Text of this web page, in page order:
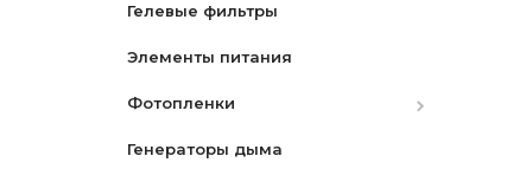
Nikon
Sony
Защитные экраны
Бленды
Разное
Видоискатели
Микрофоны
Микшеры и адаптеры
Рекордеры
Гелевые фильтры
Элементы питания
Фотопленки
Фотопленки Черно-Белые
Генераторы дыма